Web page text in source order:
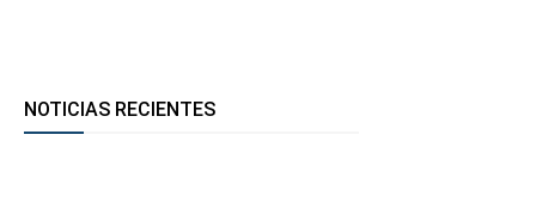
NOTICIAS RECIENTES